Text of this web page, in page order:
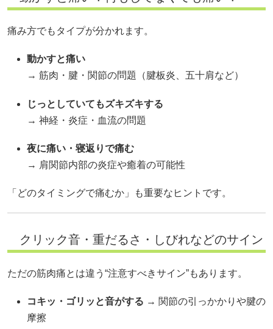
痛み方でもタイプが分かれます。
動かすと痛い
→ 筋肉・腱・関節の問題（腱板炎、五十肩など）
じっとしていてもズキズキする
→ 神経・炎症・血流の問題
夜に痛い・寝返りで痛む
→ 肩関節内部の炎症や癒着の可能性
「どのタイミングで痛むか」も重要なヒントです。
クリック音・重だるさ・しびれなどのサイン
ただの筋肉痛とは違う“注意すべきサイン”もあります。
コキッ・ゴリッと音がする → 関節の引っかかりや腱の
摩擦